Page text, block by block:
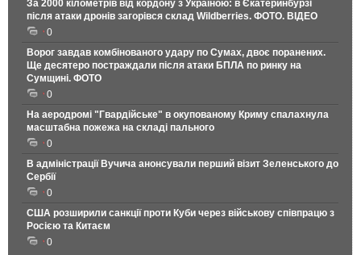
За 2000 кілометрів від кордону з Україною: в Єкатеринбурзі
після атаки дронів загорівся склад Wildberries. ФОТО. ВІДЕО
0
Ворог завдав комбінованого удару по Сумах, двоє поранених.
Ще десятеро постраждали після атаки БПЛА по ринку на
Сумщині. ФОТО
0
На аеродромі "Гвардійське" в окупованому Криму спалахнула
масштабна пожежа на складі пального
0
В адміністрації Вучича анонсували перший візит Зеленського до
Сербії
0
США розширили санкції проти Куби через військову співпрацю з
Росією та Китаєм
0